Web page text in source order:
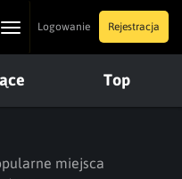
ToggleLogowanie Rejestracja
Top
miejsca